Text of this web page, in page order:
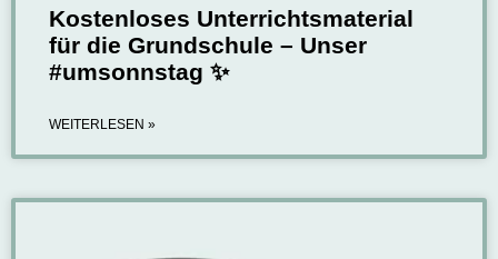
Kostenloses Unterrichtsmaterial
für die Grundschule – Unser
#umsonnstag ✨
WEITERLESEN »